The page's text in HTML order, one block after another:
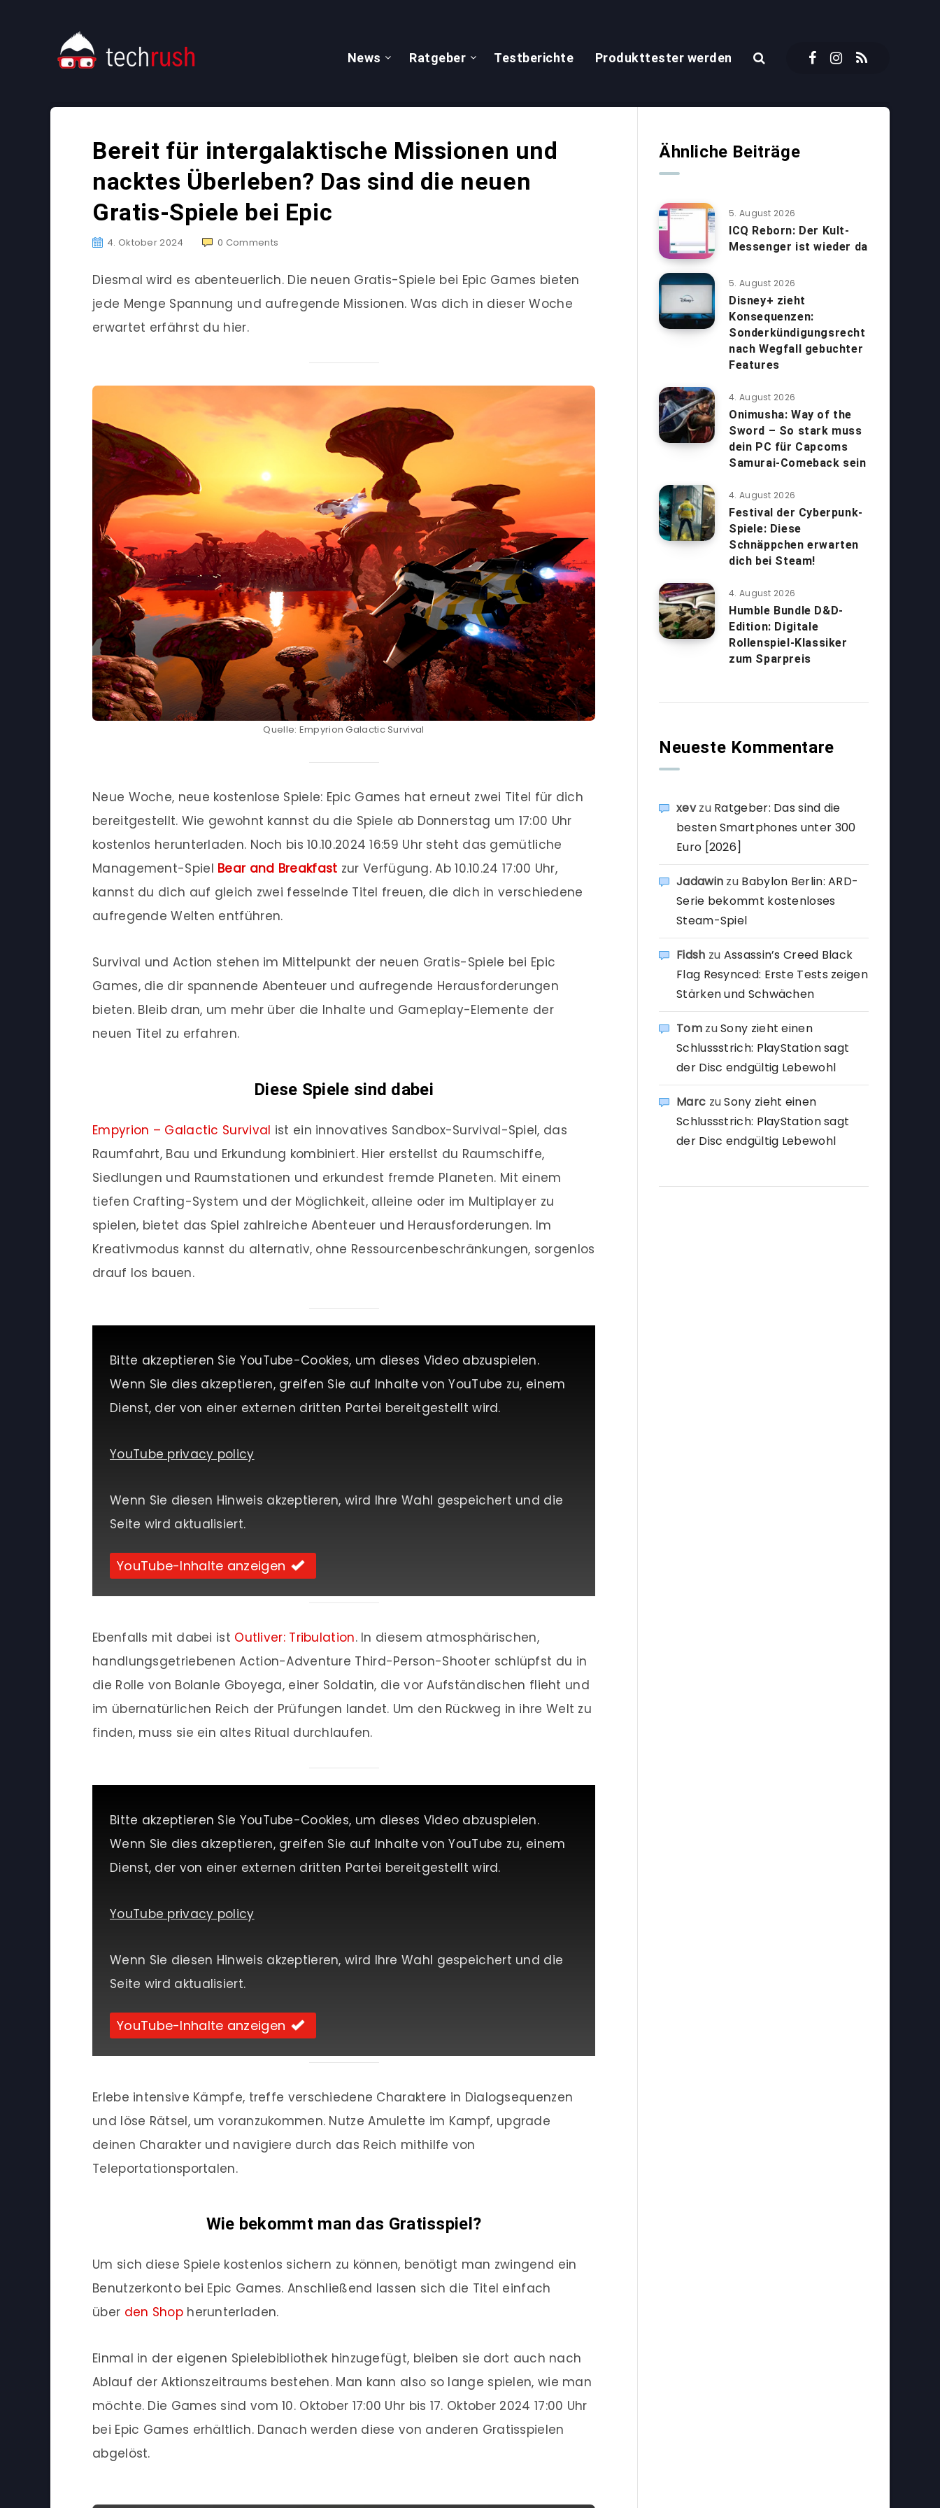
News Ratgeber Testberichte Produkttester werden
Bereit für intergalaktische Missionen und
nacktes Überleben? Das sind die neuen
Gratis-Spiele bei Epic
4. Oktober 2024 0 Comments
Diesmal wird es abenteuerlich. Die neuen Gratis-Spiele bei Epic Games bieten
jede Menge Spannung und aufregende Missionen. Was dich in dieser Woche
erwartet erfährst du hier.
Quelle: Empyrion Galactic Survival
Neue Woche, neue kostenlose Spiele: Epic Games hat erneut zwei Titel für dich
bereitgestellt. Wie gewohnt kannst du die Spiele ab Donnerstag um 17:00 Uhr
kostenlos herunterladen. Noch bis 10.10.2024 16:59 Uhr steht das gemütliche
Management-Spiel Bear and Breakfast zur Verfügung. Ab 10.10.24 17:00 Uhr,
kannst du dich auf gleich zwei fesselnde Titel freuen, die dich in verschiedene
aufregende Welten entführen.
Survival und Action stehen im Mittelpunkt der neuen Gratis-Spiele bei Epic
Games, die dir spannende Abenteuer und aufregende Herausforderungen
bieten. Bleib dran, um mehr über die Inhalte und Gameplay-Elemente der
neuen Titel zu erfahren.
Diese Spiele sind dabei
Empyrion – Galactic Survival ist ein innovatives Sandbox-Survival-Spiel, das
Raumfahrt, Bau und Erkundung kombiniert. Hier erstellst du Raumschiffe,
Siedlungen und Raumstationen und erkundest fremde Planeten. Mit einem
tiefen Crafting-System und der Möglichkeit, alleine oder im Multiplayer zu
spielen, bietet das Spiel zahlreiche Abenteuer und Herausforderungen. Im
Kreativmodus kannst du alternativ, ohne Ressourcenbeschränkungen, sorgenlos
drauf los bauen.
Bitte akzeptieren Sie YouTube-Cookies, um dieses Video abzuspielen.
Wenn Sie dies akzeptieren, greifen Sie auf Inhalte von YouTube zu, einem
Dienst, der von einer externen dritten Partei bereitgestellt wird.
YouTube privacy policy
Wenn Sie diesen Hinweis akzeptieren, wird Ihre Wahl gespeichert und die
Seite wird aktualisiert.
YouTube-Inhalte anzeigen
Ebenfalls mit dabei ist Outliver: Tribulation. In diesem atmosphärischen,
handlungsgetriebenen Action-Adventure Third-Person-Shooter schlüpfst du in
die Rolle von Bolanle Gboyega, einer Soldatin, die vor Aufständischen flieht und
im übernatürlichen Reich der Prüfungen landet. Um den Rückweg in ihre Welt zu
finden, muss sie ein altes Ritual durchlaufen.
Bitte akzeptieren Sie YouTube-Cookies, um dieses Video abzuspielen.
Wenn Sie dies akzeptieren, greifen Sie auf Inhalte von YouTube zu, einem
Dienst, der von einer externen dritten Partei bereitgestellt wird.
YouTube privacy policy
Wenn Sie diesen Hinweis akzeptieren, wird Ihre Wahl gespeichert und die
Seite wird aktualisiert.
YouTube-Inhalte anzeigen
Erlebe intensive Kämpfe, treffe verschiedene Charaktere in Dialogsequenzen
und löse Rätsel, um voranzukommen. Nutze Amulette im Kampf, upgrade
deinen Charakter und navigiere durch das Reich mithilfe von
Teleportationsportalen.
Wie bekommt man das Gratisspiel?
Um sich diese Spiele kostenlos sichern zu können, benötigt man zwingend ein
Benutzerkonto bei Epic Games. Anschließend lassen sich die Titel einfach
über den Shopherunterladen.
Einmal in der eigenen Spielebibliothek hinzugefügt, bleiben sie dort auch nach
Ablauf der Aktionszeitraums bestehen. Man kann also so lange spielen, wie man
möchte. Die Games sind vom 10. Oktober 17:00 Uhr bis 17. Oktober 2024 17:00 Uhr
bei Epic Games erhältlich. Danach werden diese von anderen Gratisspielen
abgelöst.
Ähnliche Beiträge
5. August 2026
ICQ Reborn: Der Kult-
Messenger ist wieder da
5. August 2026
Disney+ zieht
Konsequenzen:
Sonderkündigungsrecht
nach Wegfall gebuchter
Features
4. August 2026
Onimusha: Way of the
Sword – So stark muss
dein PC für Capcoms
Samurai-Comeback sein
4. August 2026
Festival der Cyberpunk-
Spiele: Diese
Schnäppchen erwarten
dich bei Steam!
4. August 2026
Humble Bundle D&D-
Edition: Digitale
Rollenspiel-Klassiker
zum Sparpreis
Neueste Kommentare
xevzu Ratgeber: Das sind die
besten Smartphones unter 300
Euro [2026]
Jadawin zu Babylon Berlin: ARD-
Serie bekommt kostenloses
Steam-Spiel
Fidsh zu Assassin’s Creed Black
Flag Resynced: Erste Tests zeigen
Stärken und Schwächen
TomzuSony zieht einen
Schlussstrich: PlayStation sagt
der Disc endgültig Lebewohl
Marc zuSony zieht einen
Schlussstrich: PlayStation sagt
der Disc endgültig Lebewohl